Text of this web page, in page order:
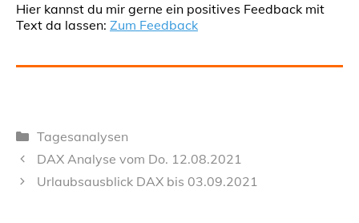
Hier kannst du mir gerne ein positives Feedback mit
Text da lassen: Zum Feedback
Kategorien
Tagesanalysen
DAX Analyse vom Do. 12.08.2021
Urlaubsausblick DAX bis 03.09.2021